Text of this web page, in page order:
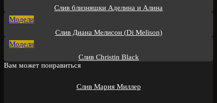
Слив близняшки Аделина и Алина
Модели
Слив Диана Мелисон (Di Melison)
Модели
Слив Christin Black
Вам может понравиться
Слив Мария Миллер